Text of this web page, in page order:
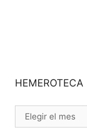
HEMEROTECA
HEMEROTECA